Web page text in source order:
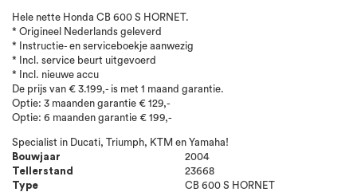
Hele nette Honda CB 600 S HORNET.
* Origineel Nederlands geleverd
* Instructie- en serviceboekje aanwezig
* Incl. service beurt uitgevoerd
* Incl. nieuwe accu
De prijs van € 3.199,- is met 1 maand garantie.
Optie: 3 maanden garantie € 129,-
Optie: 6 maanden garantie € 199,-
Specialist in Ducati, Triumph, KTM en Yamaha!
Bouwjaar
2004
Tellerstand
23668
Type
CB 600 S HORNET